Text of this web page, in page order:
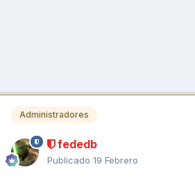
Administradores
fededb
Publicado 19 Febrero